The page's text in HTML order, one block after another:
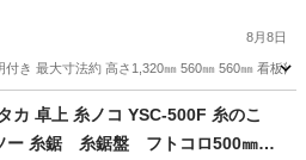
名古屋 稲沢 江南 岩倉 岐阜 羽島 各
知 グッドプライス一宮
8月8日
付き 最大寸法約 高さ1,320㎜ 560㎜ 560㎜ 看板
板 カ 卓上 糸ノコ YSC-500F 糸のこ
ー 糸鋸 糸鋸盤 フトコロ500㎜